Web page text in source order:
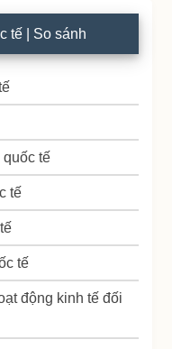
tế | So sánh
tế
tế
tế
động kinh tế đối